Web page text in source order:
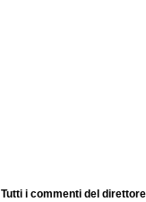
Tutti i commenti del direttore